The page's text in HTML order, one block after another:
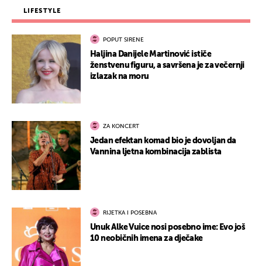
LIFESTYLE
POPUT SIRENE
Haljina Danijele Martinović ističe
ženstvenu figuru, a savršena je za večernji
izlazak na moru
ZA KONCERT
Jedan efektan komad bio je dovoljan da
Vannina ljetna kombinacija zablista
RIJETKA I POSEBNA
Unuk Alke Vuice nosi posebno ime: Evo još
10 neobičnih imena za dječake